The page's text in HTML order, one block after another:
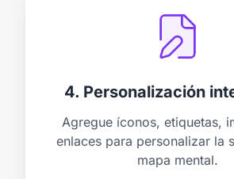
4. Personalización
Agregue íconos, etiquetas,
enlaces para personalizar la
mapa mental.